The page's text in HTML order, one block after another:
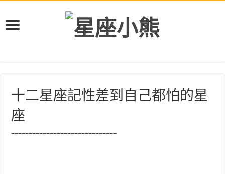
十二星座記性差到自己都怕的星
座
==============================